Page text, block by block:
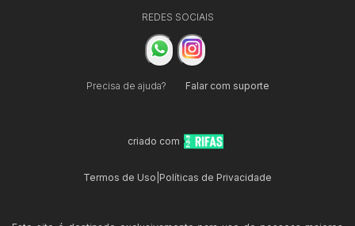
REDES SOCIAIS
Precisa de ajuda? Falar com suporte
criado com
Termos de Uso Políticas de Privacidade